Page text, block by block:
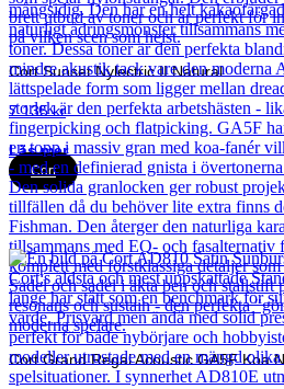
Cort Sunset Nylectric II Natural
7 135kr
Läs mer
Cort
Cort Grand Regal Acoustic GA5F Koa